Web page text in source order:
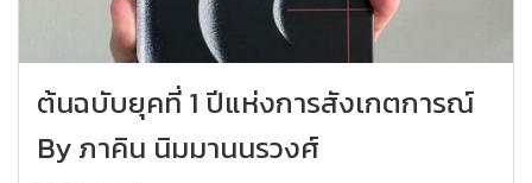
ต้นฉบับยุคที่ 1 ปีแห่งการสังเกตการณ์
By ภาคิน นิมมานนรวงศ์